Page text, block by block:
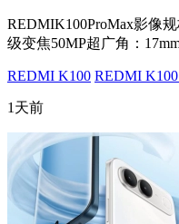
REDMIK100ProMax影像
级变焦50MP超广角：
REDMI K100 REDMI
1天前